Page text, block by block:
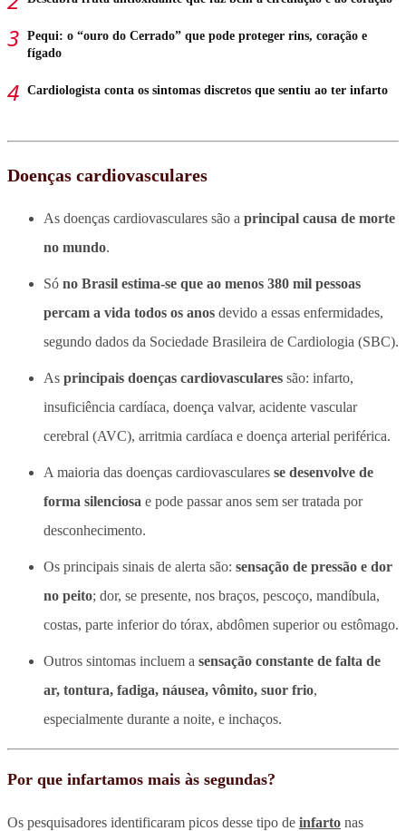
Pequi: o “ouro do Cerrado” que pode proteger rins, coração e
fígado
Cardiologista conta os sintomas discretos que sentiu ao ter infarto
Doenças cardiovasculares
As doenças cardiovasculares são a principal causa de morte
no mundo.
Só no Brasil estima-se que ao menos 380 mil pessoas
percam a vida todos os anos devido a essas enfermidades,
segundo dados da Sociedade Brasileira de Cardiologia (SBC).
As principais doenças cardiovasculares são: infarto,
insuficiência cardíaca, doença valvar, acidente vascular
cerebral (AVC), arritmia cardíaca e doença arterial periférica.
A maioria das doenças cardiovasculares se desenvolve de
forma silenciosa e pode passar anos sem ser tratada por
desconhecimento.
Os principais sinais de alerta são: sensação de pressão e dor
no peito; dor, se presente, nos braços, pescoço, mandíbula,
costas, parte inferior do tórax, abdômen superior ou estômago.
Outros sintomas incluem a sensação constante de falta de
ar, tontura, fadiga, náusea, vômito, suor frio,
especialmente durante a noite, e inchaços.
Por que infartamos mais às segundas?
Os pesquisadores identificaram picos desse tipo de infarto nas